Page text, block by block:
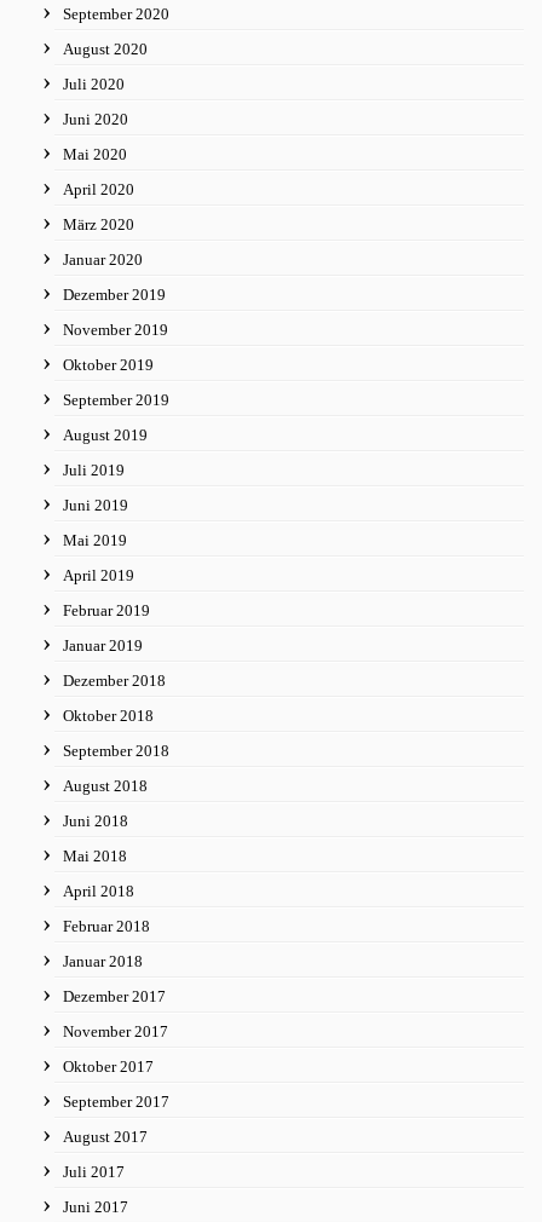
September 2020
August 2020
Juli 2020
Juni 2020
Mai 2020
April 2020
März 2020
Januar 2020
Dezember 2019
November 2019
Oktober 2019
September 2019
August 2019
Juli 2019
Juni 2019
Mai 2019
April 2019
Februar 2019
Januar 2019
Dezember 2018
Oktober 2018
September 2018
August 2018
Juni 2018
Mai 2018
April 2018
Februar 2018
Januar 2018
Dezember 2017
November 2017
Oktober 2017
September 2017
August 2017
Juli 2017
Juni 2017